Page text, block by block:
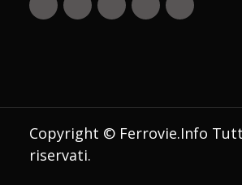
Copyright © Ferrovie.Info
riservati.